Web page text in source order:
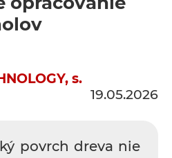
s.
19.05.2026
povrch dreva nie